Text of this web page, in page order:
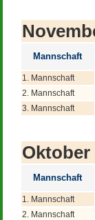
Mannschaft
1. Mannschaft
2. Mannschaft
3. Mannschaft
Oktober
Mannschaft
1. Mannschaft
2. Mannschaft